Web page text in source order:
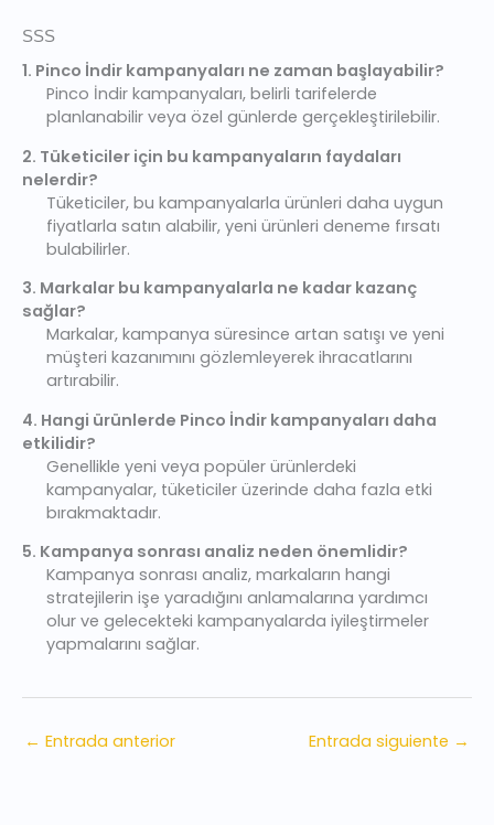
SSS
1. Pinco İndir kampanyaları ne zaman başlayabilir?
Pinco İndir kampanyaları, belirli tarifelerde
planlanabilir veya özel günlerde gerçekleştirilebilir.
2. Tüketiciler için bu kampanyaların faydaları
nelerdir?
Tüketiciler, bu kampanyalarla ürünleri daha uygun
fiyatlarla satın alabilir, yeni ürünleri deneme fırsatı
bulabilirler.
3. Markalar bu kampanyalarla ne kadar kazanç
sağlar?
Markalar, kampanya süresince artan satışı ve yeni
müşteri kazanımını gözlemleyerek ihracatlarını
artırabilir.
4. Hangi ürünlerde Pinco İndir kampanyaları daha
etkilidir?
Genellikle yeni veya popüler ürünlerdeki
kampanyalar, tüketiciler üzerinde daha fazla etki
bırakmaktadır.
5. Kampanya sonrası analiz neden önemlidir?
Kampanya sonrası analiz, markaların hangi
stratejilerin işe yaradığını anlamalarına yardımcı
olur ve gelecekteki kampanyalarda iyileştirmeler
yapmalarını sağlar.
← Entrada anterior Entrada siguiente →